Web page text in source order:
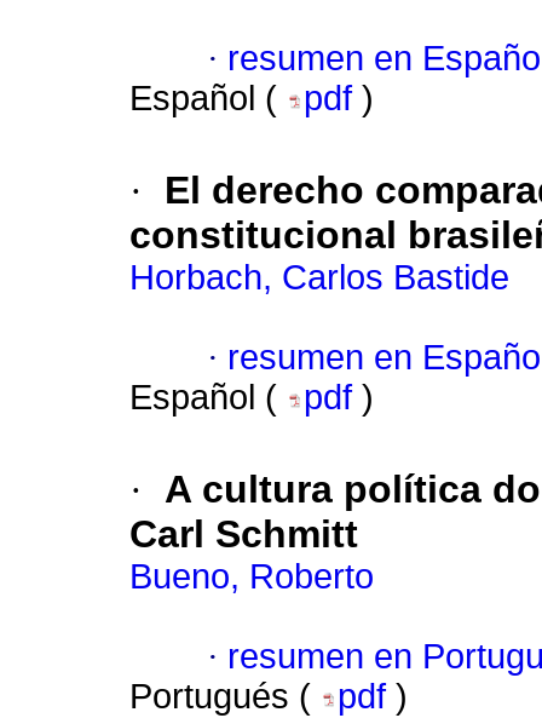
· resumen en
Español (
pdf )
·
El derecho
constitucional
Horbach, Carlos Bastide
· resumen en
Español (
pdf )
·
A cultura política
Carl Schmitt
Bueno, Roberto
· resumen en
Portugués (
pdf )